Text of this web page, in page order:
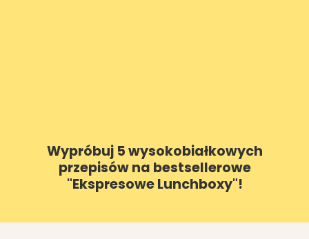
Wypróbuj 5 wysokobiałkowych
przepisów na bestsellerowe
"Ekspresowe Lunchboxy"!